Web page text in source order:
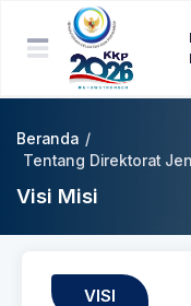
Beranda /
Tentang Direktorat
Visi Misi
VISI